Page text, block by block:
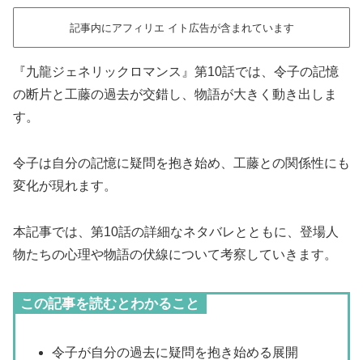
記事内にアフィリエ イト広告が含まれています
『九龍ジェネリックロマンス』第10話では、令子の記憶
の断片と工藤の過去が交錯し、物語が大きく動き出しま
す。
令子は自分の記憶に疑問を抱き始め、工藤との関係性にも
変化が現れます。
本記事では、第10話の詳細なネタバレとともに、登場人
物たちの心理や物語の伏線について考察していきます。
この記事を読むとわかること
令子が自分の過去に疑問を抱き始める展開